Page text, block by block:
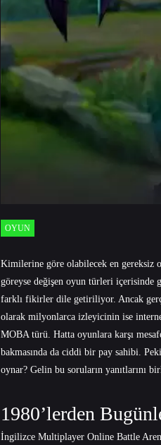
OYUN
Kimilerine göre olabilecek en gereksiz
göreyse değişen oyun türleri içerisinde
farklı fikirler dile getiriliyor. Ancak
olarak milyonlarca izleyicinin ise
MOBA türü. Hatta oyunlara karşı
bakmasında da ciddi bir pay sahibi.
oynar? Gelin bu soruların yanıtlarını
1980’lerden
İngilizce Multiplayer Online Battle